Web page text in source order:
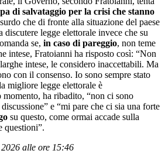
di salvataggio per la crisi che stanno
che di fronte alla situazione del paese
legge elettorale invece che su
se, in caso di pareggio, non teme
intese, Fratoianni ha risposto così: “Non
intese, le considero inaccettabili. Ma
con il consenso. Io sono sempre stato
migliore legge elettorale è
ha ribadito, “non ci sono
e “mi pare che ci sia una forte
su questo, come ormai accade sulla
questioni”.
alle ore 15:46